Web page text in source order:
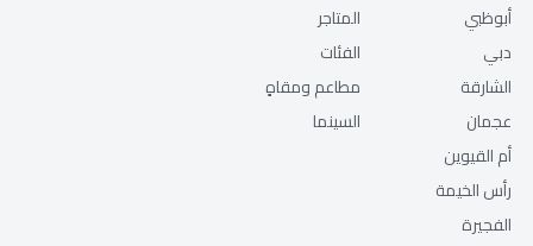
أبوظبي
دبي
الشارقة
عجمان
أم القيوين
رأس الخيمة
الفجيرة
المتاجر
الفئات
مطاعم ومقاهٍ
السينما